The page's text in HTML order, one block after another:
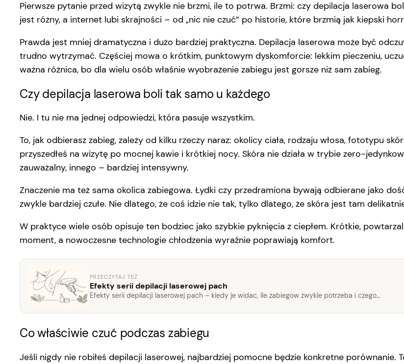
Pierwsze pytanie przed wizytą zwykle nie brzmi, ile to potrwa. Brzmi: czy depilacja laserowa
jest różny, a internet lubi skrajności – od „nic nie czuć” po historie, które brzmią jak kiepski
Prawda jest mniej dramatyczna i dużo bardziej praktyczna. Depilacja laserowa może być
trudno wytrzymać. Częściej mowa o krótkim, punktowym dyskomforcie: lekkim pieczeniu,
ważna różnica, bo dla wielu osób właśnie wyobrażenie zabiegu jest gorsze niż sam zabieg.
Czy depilacja laserowa boli tak samo u każdego
Nie. I tu nie ma jednej odpowiedzi, która pasuje wszystkim.
To, jak odbierasz zabieg, zależy od kilku rzeczy naraz: okolicy ciała, rodzaju włosa, fototypu
przyszedłeś na wizytę po mocnej kawie i krótkiej nocy. Skóra nie działa w trybie zero-
zauważalny, innego – bardziej intensywny.
Znaczenie ma też sama okolica zabiegowa. Łydki czy przedramiona bywają odbierane jako
zwykle bardziej czułe. Nie dlatego, że coś idzie nie tak, tylko dlatego, że skóra jest tam
W praktyce wiele osób opisuje ten bodziec jako szybkie pyknięcia z ciepłem. Krótkie,
moment, a nowoczesne technologie chłodzenia wyraźnie poprawiają komfort.
PRZECZYTAJ TEŻ
Efekty serii depilacji laserowej pach
Efekty serii depilacji laserowej pach – kiedy je widac, ile zabiegow zwykle potrzeba i czego…
Co właściwie czuć podczas zabiegu
Jeśli nigdy nie robiłeś depilacji laserowej, najbardziej pomocne będzie konkretne porównanie.